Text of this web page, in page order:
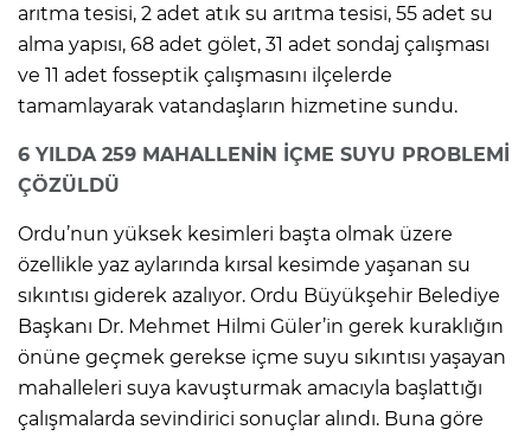
arıtma tesisi, 2 adet atık su arıtma tesisi, 55 adet su
alma yapısı, 68 adet gölet, 31 adet sondaj çalışması
ve 11 adet fosseptik çalışmasını ilçelerde
tamamlayarak vatandaşların hizmetine sundu.
6 YILDA 259 MAHALLENİN İÇME SUYU PROBLEMİ
ÇÖZÜLDÜ
Ordu’nun yüksek kesimleri başta olmak üzere
özellikle yaz aylarında kırsal kesimde yaşanan su
sıkıntısı giderek azalıyor. Ordu Büyükşehir Belediye
Başkanı Dr. Mehmet Hilmi Güler’in gerek kuraklığın
önüne geçmek gerekse içme suyu sıkıntısı yaşayan
mahalleleri suya kavuşturmak amacıyla başlattığı
çalışmalarda sevindirici sonuçlar alındı. Buna göre